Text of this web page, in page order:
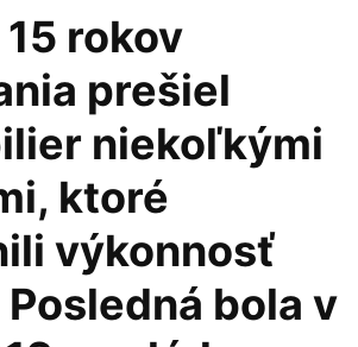
rokov
prešiel
niekoľkými
ktoré
výkonnosť
bola v